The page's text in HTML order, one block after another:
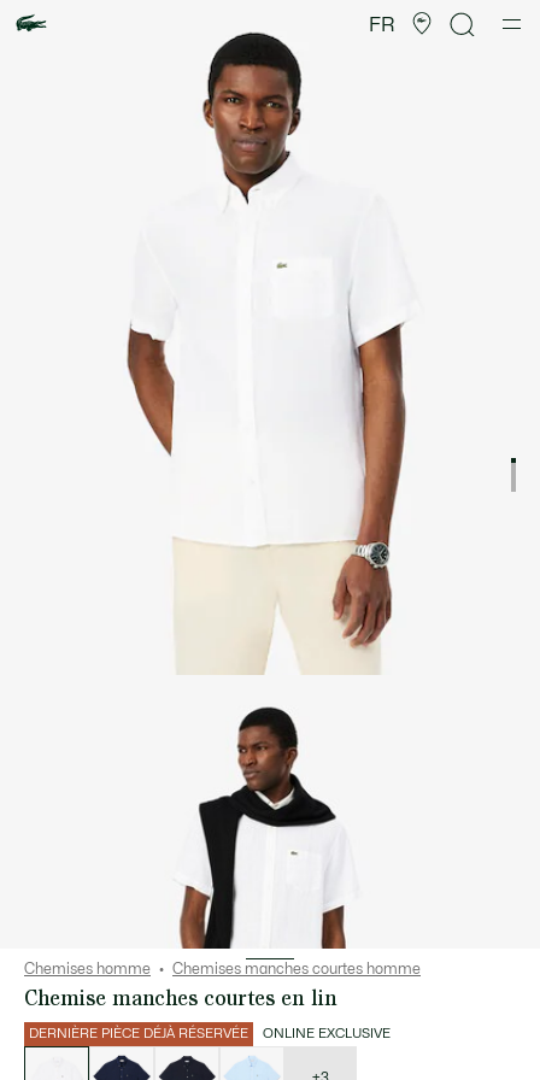
FR
d’images
produit
Chemises homme Chemises manches courtes homme
Chemise manches courtes en lin
DERNIÈRE PIÈCE DÉJÀ RÉSERVÉE ONLINE EXCLUSIVE
déclinaisons